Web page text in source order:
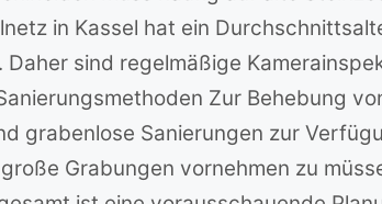
in Kassel hat ein
sind regelmäßige
Zur Behebung
grabenlose Sanierungen zur
Grabungen vornehmen zu